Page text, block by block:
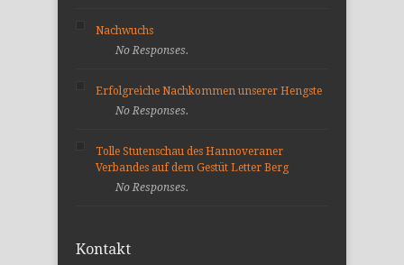
Nachwuchs
No Responses.
Erfolgreiche Nachkommen unserer Hengste
No Responses.
Tolle Stutenschau des Hannoveraner
Verbandes auf dem Gestüt Letter Berg
No Responses.
Kontakt